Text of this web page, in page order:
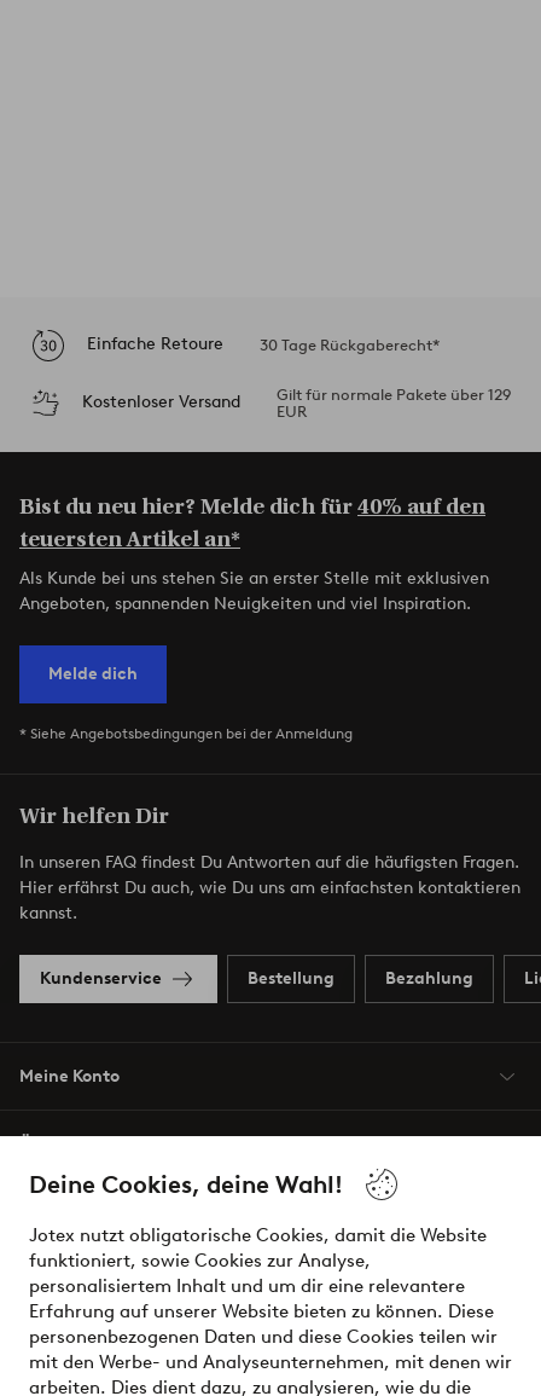
Deine Cookies, deine Wahl!
Jotex nutzt obligatorische Cookies, damit die Website
funktioniert, sowie Cookies zur Analyse,
personalisiertem Inhalt und um dir eine relevantere
Erfahrung auf unserer Website bieten zu können. Diese
personenbezogenen Daten und diese Cookies teilen wir
mit den Werbe- und Analyseunternehmen, mit denen wir
arbeiten. Dies dient dazu, zu analysieren, wie du die
Einfache Retoure 30 Tage Rückgaberecht*
Kostenloser Versand
Gilt für normale Pakete über 129
EUR
Bist du neu hier? Melde dich für40% auf den
teuersten Artikel an*
Als Kunde bei uns stehen Sie an erster Stelle mit exklusiven
Angeboten, spannenden Neuigkeiten und viel Inspiration.
Melde dich
* Siehe Angebotsbedingungen bei der Anmeldung
Wir helfen Dir
In unseren FAQ findest Du Antworten auf die häufigsten Fragen.
Hier erfährst Du auch, wie Du uns am einfachsten kontaktieren
kannst.
Kundenservice Bestellung Bezahlung
Meine Konto
Bedingungen
Sichere Zahlungen - Jetzt bezahlen oder aufteilen